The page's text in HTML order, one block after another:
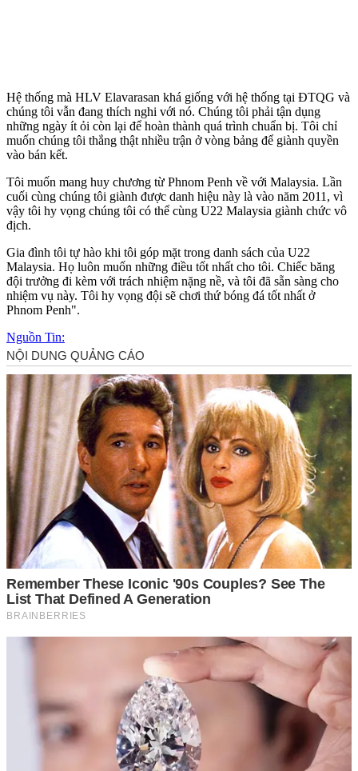
Hệ thống mà HLV Elavarasan khá giống với hệ thống tại ĐTQG và
chúng tôi vẫn đang thích nghi với nó. Chúng tôi phải tận dụng
những ngày ít ỏi còn lại để hoàn thành quá trình chuẩn bị. Tôi chỉ
muốn chúng tôi thắng thật nhiều trận ở vòng bảng để giành quyền
vào bán kết.
Tôi muốn mang huy chương từ Phnom Penh về với Malaysia. Lần
cuối cùng chúng tôi giành được danh hiệu này là vào năm 2011, vì
vậy tôi hy vọng chúng tôi có thể cùng U22 Malaysia giành chức vô
địch.
Gia đình tôi tự hào khi tôi góp mặt trong danh sách của U22
Malaysia. Họ luôn muốn những điều tốt nhất cho tôi. Chiếc băng
đội trưởng đi kèm với trách nhiệm nặng nề, và tôi đã sẵn sàng cho
nhiệm vụ này. Tôi hy vọng đội sẽ chơi thứ bóng đá tốt nhất ở
Phnom Penh".
Nguồn Tin: